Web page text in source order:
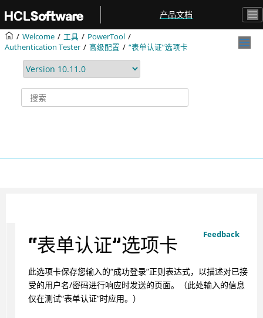
产品文档
Welcome 工具
PowerTool
Authentication Tester
高级配置 “表单认证”选项卡
Feedback
“表单认证”选项卡
此选项卡保存您输入的“成功登录”正则表达式，以描述对已接
受的用户名/密码进行响应时发送的页面。（此处输入的信息
仅在测试“表单认证”时应用。）